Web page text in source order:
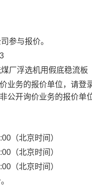
参与报价。
厂浮选机用假底稳流板
业务的报价单位，请
公开询价业务的报价
（北京时间）
（北京时间）
（北京时间）